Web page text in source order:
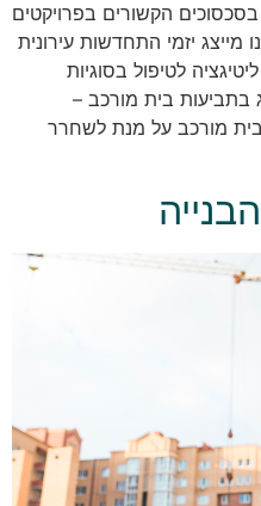
בסכסוכים הקשורים בפרויקטים
משרדנו מייצג יזמי התחדשות עירונית
לטיפול בסוגיות
בתביעות בית מורכב –
בית מורכב על מנת לשחרר